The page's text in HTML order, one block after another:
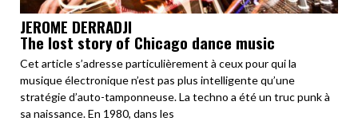
JEROME DERRADJI
The lost story of Chicago dance music
Cet article s’adresse particulièrement à ceux pour qui la
musique électronique n’est pas plus intelligente qu’une
stratégie d’auto-tamponneuse. La techno a été un truc punk à
sa naissance. En 1980, dans les